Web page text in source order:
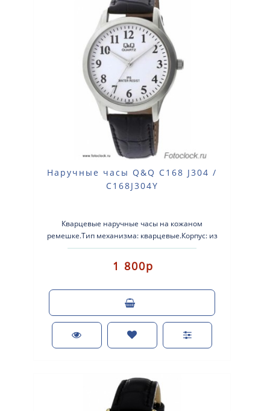
Наручные часы Q&Q C168 J304 /
C168J304Y
Кварцевые наручные часы на кожаном
ремешке.Тип механизма: кварцевые.Корпус: из
сплава легких металлов.Кожаный ремешок.Стекло:
мин..
1 800р